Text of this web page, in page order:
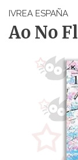
IVREA ESPAÑA
Ao No